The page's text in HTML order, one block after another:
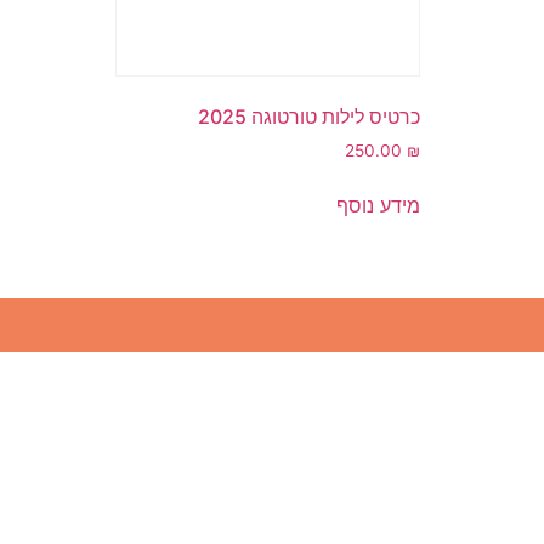
כרטיס לילות טורטוגה 2025
250.00 ₪
מידע נוסף